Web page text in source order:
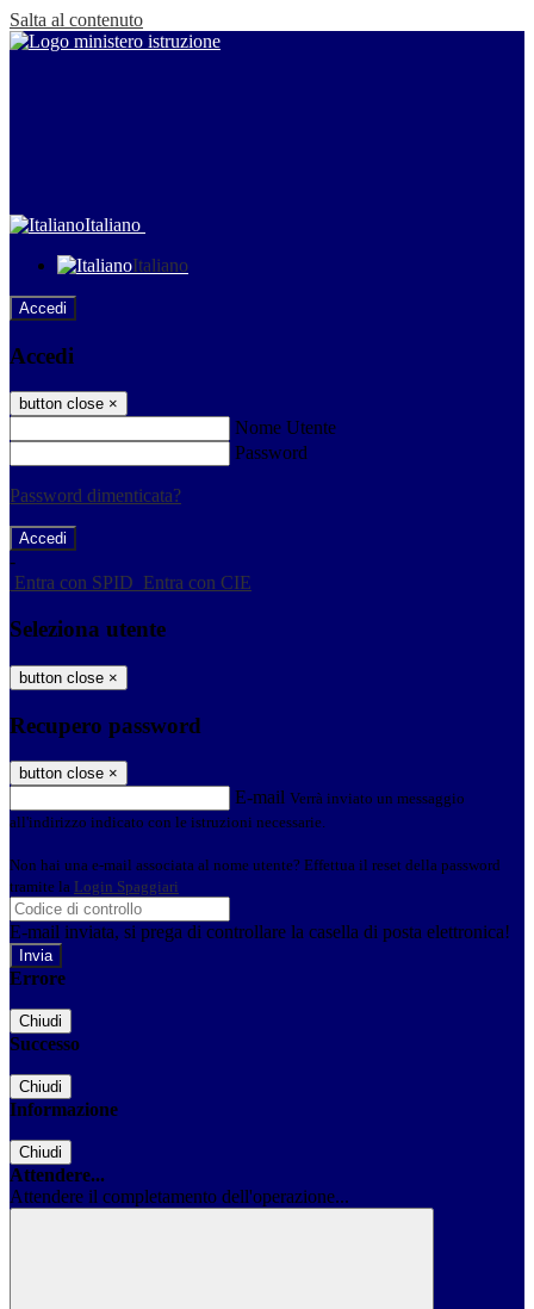
Salta al contenuto
Italiano
Italiano
Accedi
Accedi
button close ×
Nome Utente
Password
Password dimenticata?
-
Entra con SPID Entra con CIE
Seleziona utente
button close ×
Recupero password
button close ×
E-mail Verrà inviato un messaggio
all'indirizzo indicato con le istruzioni necessarie.
Non hai una e-mail associata al nome utente? Effettua il reset della password
tramite la Login Spaggiari
E-mail inviata, si prega di controllare la casella di posta elettronica!
Errore
Chiudi
Successo
Chiudi
Informazione
Chiudi
Attendere...
Attendere il completamento dell'operazione...